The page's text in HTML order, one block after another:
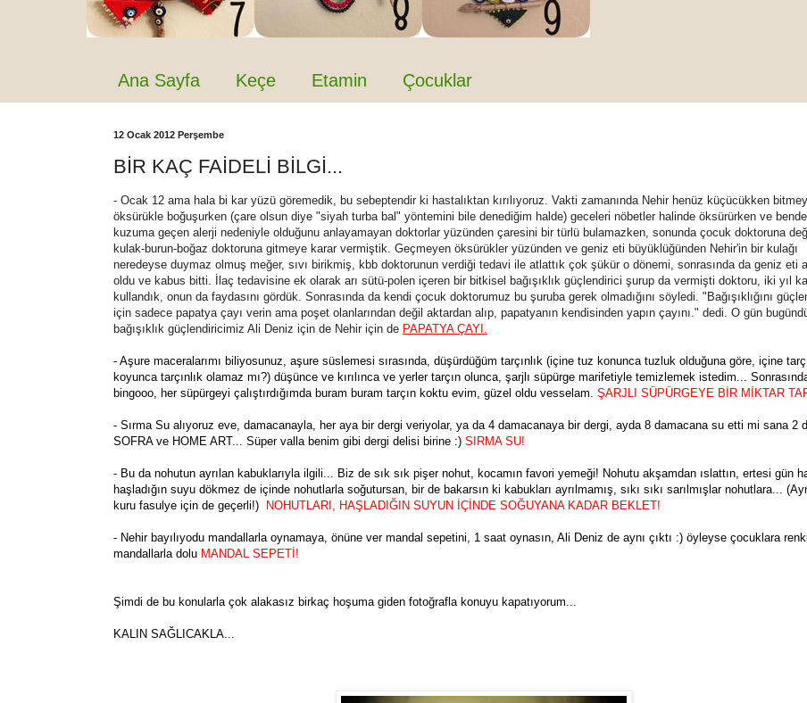
Ana Sayfa Keçe Etamin Çocuklar
12 Ocak 2012 Perşembe
BİR KAÇ FAİDELİ BİLGİ...
- Ocak 12 ama hala bi kar yüzü göremedik, bu sebeptendir ki hastalıktan kırılıyoruz. Vakti zamanında Nehir henüz küçücükken
öksürükle boğuşurken (çare olsun diye "siyah turba bal" yöntemini bile denediğim halde) geceleri nöbetler halinde öksürürken ve
kuzuma geçen alerji nedeniyle olduğunu anlayamayan doktorlar yüzünden çaresini bir türlü bulamazken, sonunda çocuk doktoruna
kulak-burun-boğaz doktoruna gitmeye karar vermiştik. Geçmeyen öksürükler yüzünden ve geniz eti büyüklüğünden Nehir'in bir kulağı
neredeyse duymaz olmuş meğer, sıvı birikmiş, kbb doktorunun verdiği tedavi ile atlattık çok şükür o dönemi, sonrasında da geniz eti
oldu ve kabus bitti. İlaç tedavisine ek olarak arı sütü-polen içeren bir bitkisel bağışıklık güçlendirici şurup da vermişti doktoru, iki yıl
kullandık, onun da faydasını gördük. Sonrasında da kendi çocuk doktorumuz bu şuruba gerek olmadığını söyledi. "Bağışıklığını
için sadece papatya çayı verin ama poşet olanlarından değil aktardan alıp, papatyanın kendisinden yapın çayını." dedi. O gün
bağışıklık güçlendiricimiz Ali Deniz için de Nehir için de PAPATYA ÇAYI.
- Aşure maceralarımı biliyosunuz, aşure süslemesi sırasında, düşürdüğüm tarçınlık (içine tuz konunca tuzluk olduğuna göre, içine
koyunca tarçınlık olamaz mı?) düşünce ve kırılınca ve yerler tarçın olunca, şarjlı süpürge marifetiyle temizlemek istedim...
bingooo, her süpürgeyi çalıştırdığımda buram buram tarçın koktu evim, güzel oldu vesselam. ŞARJLI SÜPÜRGEYE BİR MİKTAR
- Sırma Su alıyoruz eve, damacanayla, her aya bir dergi veriyolar, ya da 4 damacanaya bir dergi, ayda 8 damacana su etti mi sana 2
SOFRA ve HOME ART... Süper valla benim gibi dergi delisi birine :) SIRMA SU!
- Bu da nohutun ayrılan kabuklarıyla ilgili... Biz de sık sık pişer nohut, kocamın favori yemeği! Nohutu akşamdan ıslattın, ertesi gün
haşladığın suyu dökmez de içinde nohutlarla soğutursan, bir de bakarsın ki kabukları ayrılmamış, sıkı sıkı sarılmışlar nohutlara...
kuru fasulye için de geçerli!) NOHUTLARI, HAŞLADIĞIN SUYUN İÇİNDE SOĞUYANA KADAR BEKLET!
- Nehir bayılıyodu mandallarla oynamaya, önüne ver mandal sepetini, 1 saat oynasın, Ali Deniz de aynı çıktı :) öyleyse çocuklara
mandallarla dolu MANDAL SEPETİ!
Şimdi de bu konularla çok alakasız birkaç hoşuma giden fotoğrafla konuyu kapatıyorum...
KALIN SAĞLICAKLA...